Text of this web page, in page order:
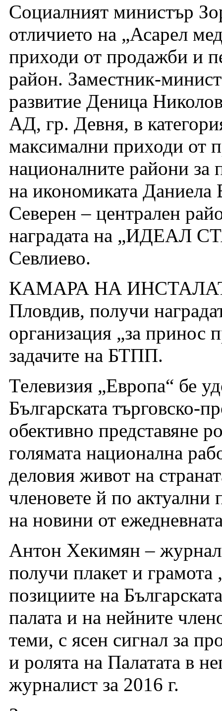
Социалният министър
отличието на „Асарел
приходи от продажби и
район. Заместник-
развитие Деница
АД, гр. Девня, в
максимални приходи от
националните райони за
на икономиката Даниела
Северен – централен
наградата на „ИДЕАЛ
Севлиево.
КАМАРА НА
Пловдив, получи
организация „за принос
задачите на БТПП.
Телевизия „Европа“ бе
Българската търговско-
обективно представяне
голямата национална
деловия живот на
членовете й по
на новини от
Антон Хекимян –
получи плакет и грамота
позициите на
палата и на нейните
теми, с ясен сигнал за
и ролята на Палатата в
журналист за 2016 г.